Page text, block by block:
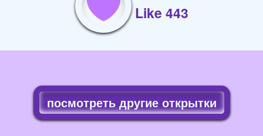
Like 443
посмотреть другие открытки